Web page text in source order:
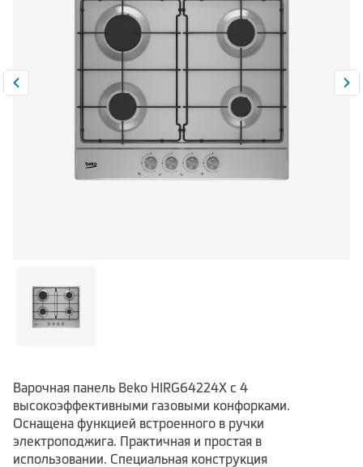
Варочная панель Beko HIRG64224X с 4
высокоэффективными газовыми конфорками.
Оснащена функцией встроенного в ручки
электроподжига. Практичная и простая в
использовании. Специальная конструкция